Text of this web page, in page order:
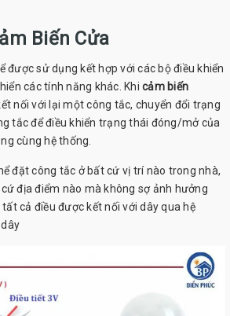
Biến Cửa
được sử dụng kết hợp với các bộ điều khiển
các tính năng khác. Khi cảm biến
nối với lại một công tắc, chuyển đổi trạng
tắc để điều khiển trạng thái đóng/mở của
cùng hệ thống.
đặt công tắc ở bất cứ vị trí nào trong nhà,
địa điểm nào mà không sợ ảnh hưởng
cả điều được kết nối với dây qua hệ